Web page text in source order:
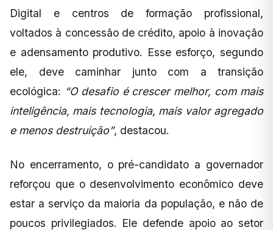
Digital e centros de formação profissional,
voltados à concessão de crédito, apoio à inovação
e adensamento produtivo. Esse esforço, segundo
ele, deve caminhar junto com a transição
ecológica: “O desafio é crescer melhor, com mais
inteligência, mais tecnologia, mais valor agregado
e menos destruição”, destacou.
No encerramento, o pré-candidato a governador
reforçou que o desenvolvimento econômico deve
estar a serviço da maioria da população, e não de
poucos privilegiados. Ele defende apoio ao setor